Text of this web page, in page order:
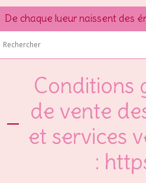
De chaque lueur naissent des
Conditions
de vente
et services
: